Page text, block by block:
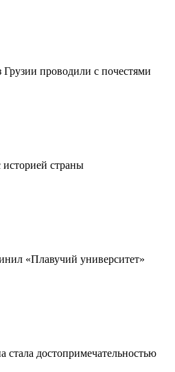
проводили с почестями
страны
«Плавучий университет»
стала достопримечательностью